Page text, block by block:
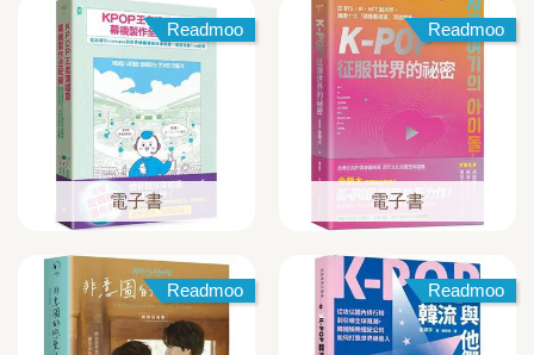
Readmoo
電子書
Readmoo
電子書
Readmoo Readmoo